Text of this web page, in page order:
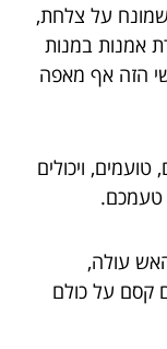
על צלחת,
אמנות במנות
הזה אף מאפה
ויכולים
טעמכם.
עולה,
קסם על כולם